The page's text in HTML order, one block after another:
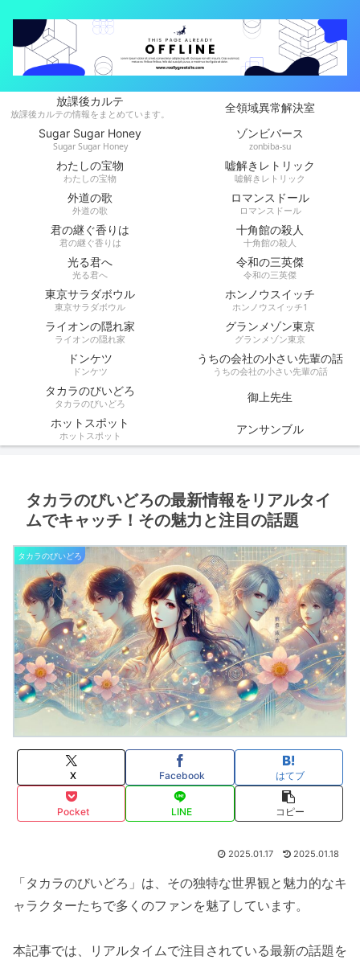
放課後カルテ
放課後カルテの情報をまとめています。
全領域異常解決室
Sugar Sugar Honey
Sugar Sugar Honey
ゾンビバース
zonbiba-su
わたしの宝物
わたしの宝物
嘘解きレトリック
嘘解きレトリック
外道の歌
外道の歌
ロマンスドール
ロマンスドール
君の継ぐ香りは
君の継ぐ香りは
十角館の殺人
十角館の殺人
光る君へ
光る君へ
令和の三英傑
令和の三英傑
東京サラダボウル
東京サラダボウル
ホンノウスイッチ
ホンノウスイッチ1
ライオンの隠れ家
ライオンの隠れ家
グランメゾン東京
グランメゾン東京
ドンケツ
ドンケツ
うちの会社の小さい先輩の話
うちの会社の小さい先輩の話
タカラのびいどろ
タカラのびいどろ
御上先生
ホットスポット
ホットスポット アンサンブル
タカラのびいどろの最新情報をリアルタイ
ムでキャッチ！その魅力と注目の話題
タカラのびいどろ
X Facebook はてブ
Pocket LINE コピー
2025.01.17 2025.01.18
「タカラのびいどろ」は、その独特な世界観と魅力的なキ
ャラクターたちで多くのファンを魅了しています。
本記事では、リアルタイムで注目されている最新の話題を